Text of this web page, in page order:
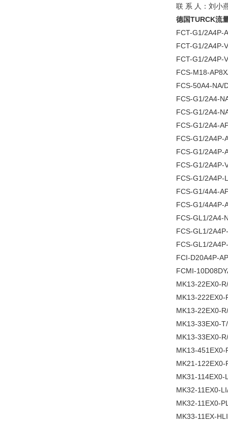
联 系 人：刘小
德国TURCK流
FCT-G1/2A4P-
FCT-G1/2A4P-
FCT-G1/2A4P-
FCS-M18-
FCS-50A4-NA/
FCS-G1/2A4-
FCS-G1/2A4-
FCS-G1/2A4-
FCS-G1/2A4P-
FCS-G1/2A4P-
FCS-G1/2A4P-
FCS-G1/2A4P-
FCS-G1/4A4-
FCS-G1/4A4P-
FCS-GL1/2A4-
FCS-GL1/
FCS-GL1/
FCI-D20A4P-
FCMI-
MK13-22EX0-
MK13-222EX0-
MK13-22EX0-
MK13-33EX0-
MK13-33EX0-
MK13-451EX0-
MK21-122EX0-
MK31-114EX0-
MK32-11EX0-
MK32-11EX0-
MK33-11EX-